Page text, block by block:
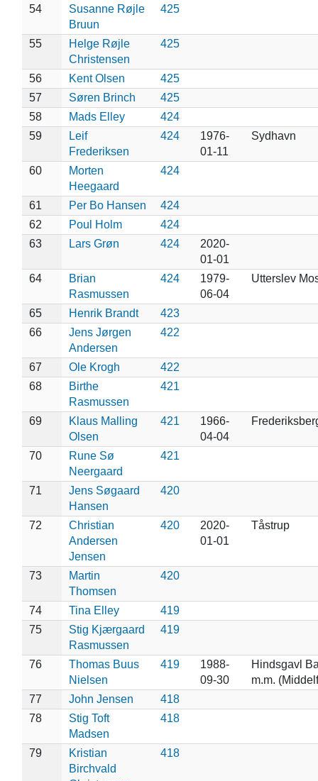
54
Susanne Røjle
Bruun
425
55
Helge Røjle
Christensen
425
56 Kent Olsen
425
57
Søren Brinch
425
58
Mads Elley
424
59
Leif
Frederiksen
424
1976-
01-11
Sydhavn
60
Morten
Heegaard
424
61 Per Bo Hansen
424
62
Poul Holm
424
63
Lars Grøn 424
2020-
01-01
64
Brian
Rasmussen
424
1979-
06-04
Utterslev
65 Henrik Brandt
423
66
Jens Jørgen
Andersen
422
67 Ole Krogh
422
68
Birthe
Rasmussen
421
69
Klaus Malling
Olsen
421
1966-
04-04
70
Rune Sø
Neergaard
421
71
Jens Søgaard
Hansen
420
72
Christian
Andersen
Jensen
420
2020-
01-01
Tåstrup
73
Martin
Thomsen
420
74 Tina Elley
419
75
Stig Kjærgaard
Rasmussen
419
76
Thomas Buus
Nielsen
419
1988-
09-30
Hindsgavl
m.m.
77
John Jensen
418
78
Stig Toft
Madsen
418
79
Kristian
Birchvald
418